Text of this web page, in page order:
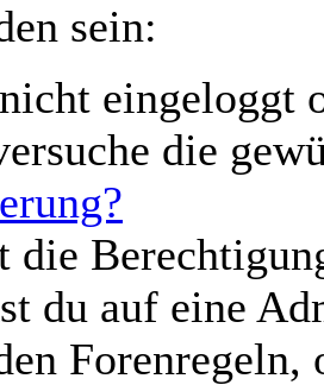
sein:
eingeloggt
die
du auf eine
Forenregeln,